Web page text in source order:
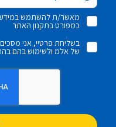
מאשר/ת להשתמש במידע
כמפורט בתקנון האתר
בשליחת פרטיי, אני
של אלמ ולשימוש בהם